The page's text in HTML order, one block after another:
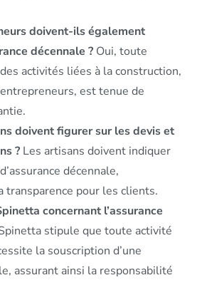
doivent-ils également
décennale ? Oui, toute
activités liées à la construction,
est tenue de
doivent figurer sur les devis et
? Les artisans doivent indiquer
décennale,
transparence pour les clients.
concernant l’assurance
stipule que toute activité
la souscription d’une
assurant ainsi la responsabilité